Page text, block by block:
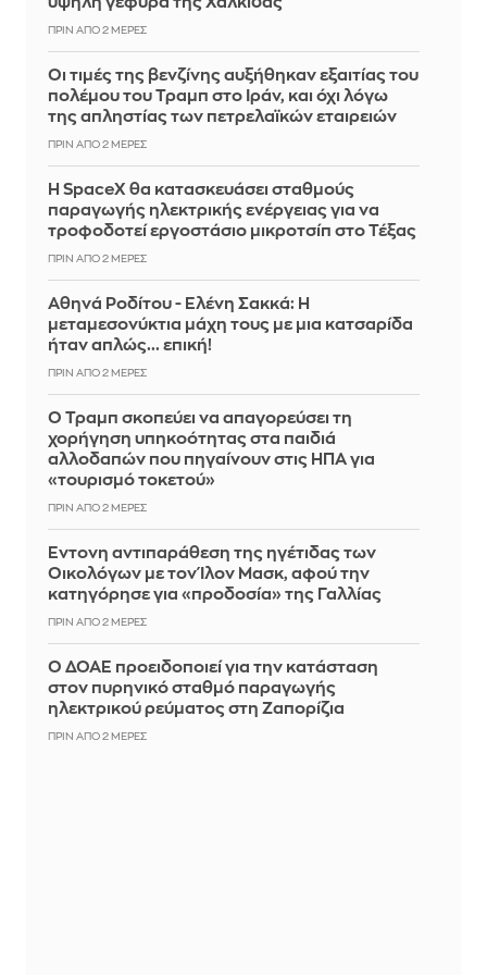
ΠΡΙΝ ΑΠΌ 2 ΜΈΡΕΣ
Οι τιμές της βενζίνης αυξήθηκαν εξαιτίας του
πολέμου του Τραμπ στο Ιράν, και όχι λόγω
της απληστίας των πετρελαϊκών εταιρειών
ΠΡΙΝ ΑΠΌ 2 ΜΈΡΕΣ
Η SpaceX θα κατασκευάσει σταθμούς
παραγωγής ηλεκτρικής ενέργειας για να
τροφοδοτεί εργοστάσιο μικροτσίπ στο Τέξας
ΠΡΙΝ ΑΠΌ 2 ΜΈΡΕΣ
Αθηνά Ροδίτου - Ελένη Σακκά: Η
μεταμεσονύκτια μάχη τους με μια κατσαρίδα
ήταν απλώς... επική!
ΠΡΙΝ ΑΠΌ 2 ΜΈΡΕΣ
Ο Τραμπ σκοπεύει να απαγορεύσει τη
χορήγηση υπηκοότητας στα παιδιά
αλλοδαπών που πηγαίνουν στις ΗΠΑ για
«τουρισμό τοκετού»
ΠΡΙΝ ΑΠΌ 2 ΜΈΡΕΣ
Έντονη αντιπαράθεση της ηγέτιδας των
Οικολόγων με τον Ίλον Μασκ, αφού την
κατηγόρησε για «προδοσία» της Γαλλίας
ΠΡΙΝ ΑΠΌ 2 ΜΈΡΕΣ
Ο ΔΟΑΕ προειδοποιεί για την κατάσταση
στον πυρηνικό σταθμό παραγωγής
ηλεκτρικού ρεύματος στη Ζαπορίζια
ΠΡΙΝ ΑΠΌ 2 ΜΈΡΕΣ